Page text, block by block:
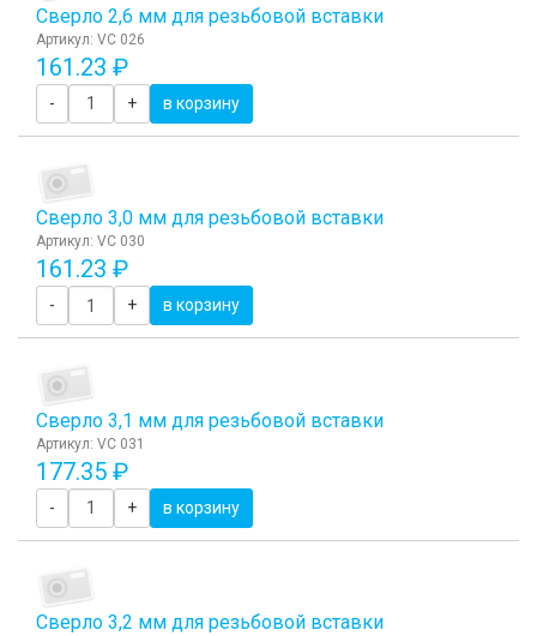
Сверло 2,6 мм для резьбовой вставки
Артикул: VC 026
161.23 ₽
- + в корзину
Сверло 3,0 мм для резьбовой вставки
Артикул: VC 030
161.23 ₽
- + в корзину
Сверло 3,1 мм для резьбовой вставки
Артикул: VC 031
177.35 ₽
- + в корзину
Сверло 3,2 мм для резьбовой вставки